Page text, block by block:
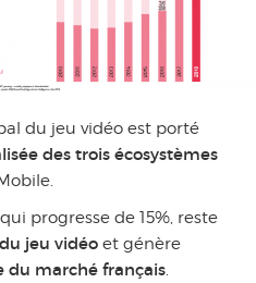
du jeu vidéo est porté
des trois écosystèmes
progresse de 15%, reste
jeu vidéo et génère
du marché français